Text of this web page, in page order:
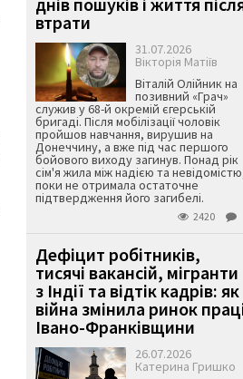
втрати
31.07.2026
Вікторія Матіїв
Віталій Олійник на
позивний «Грач»
служив у 68-й окремій єгерській
бригаді. Після мобілізації чоловік
пройшов навчання, вирушив на
Донеччину, а вже під час першого
бойового виходу загинув. Понад рік
сім'я жила між надією та
поки не отримала остаточне
підтвердження його загибелі.
2420
Дефіцит робітників,
тисячі вакансій, мігранти
з Індії та відтік кадрів: як
війна змінила ринок
Івано-Франківщини
26.07.2026
Катерина Гришко